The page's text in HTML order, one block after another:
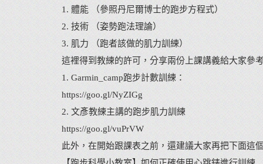
1. 體能 （參照丹尼爾博士的跑步方程式）
2. 技術 （姿勢跑法理論）
3. 肌力 （跑者該做的肌力訓練）
這裡得到教練的許可，分享兩份上課講義給大家參
1. Garmin_camp跑步計數訓練：
https://goo.gl/NyZIGg
2. 文彥教練主講的跑步肌力訓練
https://goo.gl/vuPrVW
此外，在開始跟課表之前，還建議大家再把下面這